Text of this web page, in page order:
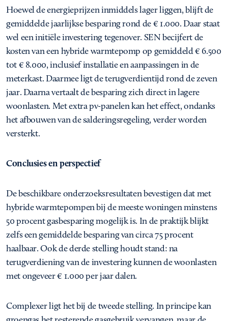
Hoewel de energieprijzen inmiddels lager liggen, blijft de
gemiddelde jaarlijkse besparing rond de € 1.000. Daar staat
wel een initiële investering tegenover. SEN becijfert de
kosten van een hybride warmtepomp op gemiddeld € 6.500
tot € 8.000, inclusief installatie en aanpassingen in de
meterkast. Daarmee ligt de terugverdientijd rond de zeven
jaar. Daarna vertaalt de besparing zich direct in lagere
woonlasten. Met extra pv-panelen kan het effect, ondanks
het afbouwen van de salderingsregeling, verder worden
versterkt.
Conclusies en perspectief
De beschikbare onderzoeksresultaten bevestigen dat met
hybride warmtepompen bij de meeste woningen minstens
50 procent gasbesparing mogelijk is. In de praktijk blijkt
zelfs een gemiddelde besparing van circa 75 procent
haalbaar. Ook de derde stelling houdt stand: na
terugverdiening van de investering kunnen de woonlasten
met ongeveer € 1.000 per jaar dalen.
Complexer ligt het bij de tweede stelling. In principe kan